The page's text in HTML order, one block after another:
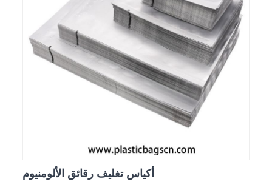
أكياس تغليف رقائق الألومنيوم